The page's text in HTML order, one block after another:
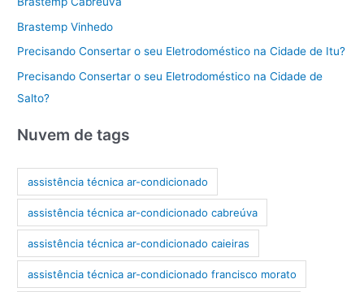
Brastemp Vinhedo
Precisando Consertar o seu Eletrodoméstico na Cidade de Itu?
Precisando Consertar o seu Eletrodoméstico na Cidade de
Salto?
Nuvem de tags
assistência técnica ar-condicionado
assistência técnica ar-condicionado cabreúva
assistência técnica ar-condicionado caieiras
assistência técnica ar-condicionado francisco morato